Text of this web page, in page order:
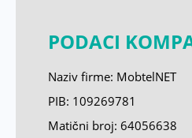
PODACI
Naziv firme: MobtelNET
PIB: 109269781
Matični broj: 64056638